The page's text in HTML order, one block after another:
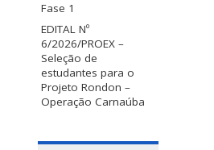
Fase 1
EDITAL Nº
6/2026/PROEX –
Seleção de
estudantes para o
Projeto Rondon –
Operação Carnaúba